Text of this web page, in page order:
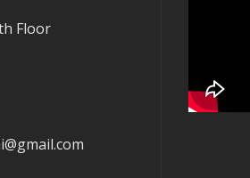
Floor